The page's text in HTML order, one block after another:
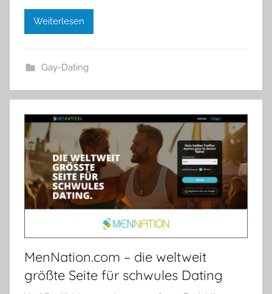
Weiterlesen
Gay-Dating
MenNation.com – die weltweit
größte Seite für schwules Dating